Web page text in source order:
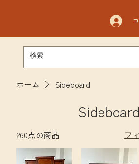
ホーム Sideboard
Sideboard
260点の商品 フ